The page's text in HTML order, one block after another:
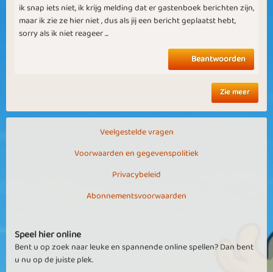
ik snap iets niet, ik krijg melding dat er gastenboek berichten zijn,
maar ik zie ze hier niet , dus als jij een bericht geplaatst hebt,
sorry als ik niet reageer ...
Beantwoorden
Zie meer
Veelgestelde vragen
Voorwaarden en gegevenspolitiek
Privacybeleid
Abonnementsvoorwaarden
Speel hier online
Bent u op zoek naar leuke en spannende online spellen? Dan bent
u nu op de juiste plek.